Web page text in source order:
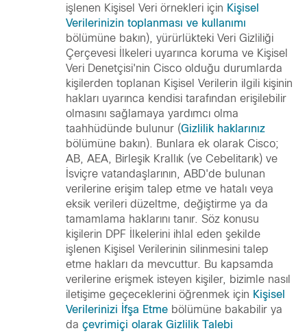
işlenen Kişisel Veri örnekleri için Kişisel
Verilerinizin toplanması ve kullanımı
bölümüne bakın), yürürlükteki Veri Gizliliği
Çerçevesi İlkeleri uyarınca koruma ve Kişisel
Veri Denetçisi'nin Cisco olduğu durumlarda
kişilerden toplanan Kişisel Verilerin ilgili kişinin
hakları uyarınca kendisi tarafından erişilebilir
olmasını sağlamaya yardımcı olma
taahhüdünde bulunur (Gizlilik haklarınız
bölümüne bakın). Bunlara ek olarak Cisco;
AB, AEA, Birleşik Krallık (ve Cebelitarık) ve
İsviçre vatandaşlarının, ABD'de bulunan
verilerine erişim talep etme ve hatalı veya
eksik verileri düzeltme, değiştirme ya da
tamamlama haklarını tanır. Söz konusu
kişilerin DPF İlkelerini ihlal eden şekilde
işlenen Kişisel Verilerinin silinmesini talep
etme hakları da mevcuttur. Bu kapsamda
verilerine erişmek isteyen kişiler, bizimle nasıl
iletişime geçeceklerini öğrenmek için Kişisel
Verilerinizi İfşa Etme bölümüne bakabilir ya
da çevrimiçi olarak Gizlilik Talebi